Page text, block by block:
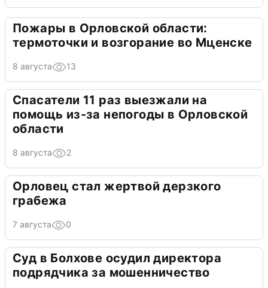
Пожары в Орловской области:
термоточки и возгорание во Мценске
8 августа 13
Спасатели 11 раз выезжали на
помощь из-за непогоды в Орловской
области
8 августа 2
Орловец стал жертвой дерзкого
грабежа
7 августа 0
Суд в Болхове осудил директора
подрядчика за мошенничество